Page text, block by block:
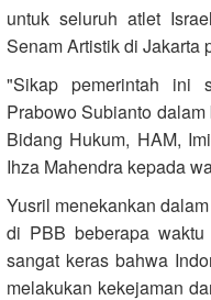
untuk seluruh atlet
Senam Artistik di Jakarta
"Sikap pemerintah ini
Prabowo Subianto
Bidang Hukum, HAM,
Ihza Mahendra kepada
Yusril menekankan
di PBB beberapa
sangat keras bahwa
melakukan kekejaman